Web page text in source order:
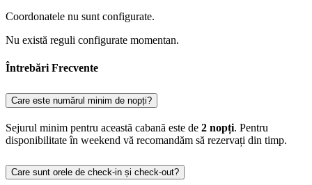
Coordonatele nu sunt configurate.
Nu există reguli configurate momentan.
Întrebări Frecvente
Care este numărul minim de nopți?
Sejurul minim pentru această cabană este de 2 nopți. Pentru
disponibilitate în weekend vă recomandăm să rezervați din timp.
Care sunt orele de check-in și check-out?